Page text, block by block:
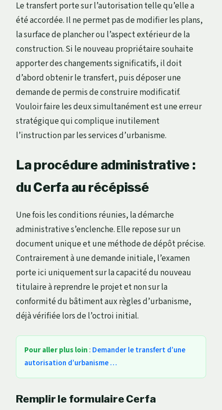
Le transfert porte sur l’autorisation telle qu’elle a
été accordée. Il ne permet pas de modifier les plans,
la surface de plancher ou l’aspect extérieur de la
construction. Si le nouveau propriétaire souhaite
apporter des changements significatifs, il doit
d’abord obtenir le transfert, puis déposer une
demande de permis de construire modificatif.
Vouloir faire les deux simultanément est une erreur
stratégique qui complique inutilement
l’instruction par les services d’urbanisme.
La procédure administrative :
du Cerfa au récépissé
Une fois les conditions réunies, la démarche
administrative s’enclenche. Elle repose sur un
document unique et une méthode de dépôt précise.
Contrairement à une demande initiale, l’examen
porte ici uniquement sur la capacité du nouveau
titulaire à reprendre le projet et non sur la
conformité du bâtiment aux règles d’urbanisme,
déjà vérifiée lors de l’octroi initial.
Pour aller plus loin : Demander le transfert d’une
autorisation d’urbanisme …
Remplir le formulaire Cerfa